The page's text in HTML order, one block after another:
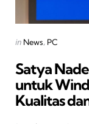
Categories
Posted
in News PC
Satya
untuk
Kualitas